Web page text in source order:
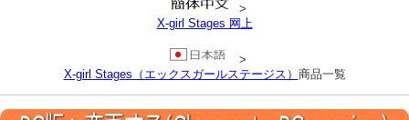
>
X-girl Stages 网上
>
X-girl Stages（エックスガールステージス） 商品一覧